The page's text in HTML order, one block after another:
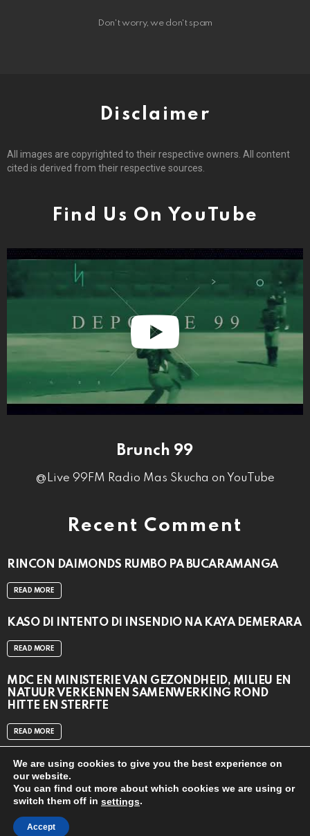
Don't worry, we don't spam
Disclaimer
All images are copyrighted to their respective owners. All content
cited is derived from their respective sources.
Find Us On YouTube
Brunch 99
@Live 99FM Radio Mas Skucha on YouTube
Recent Comment
RINCON DAIMONDS RUMBO PA BUCARAMANGA
READ MORE
KASO DI INTENTO DI INSENDIO NA KAYA DEMERARA
READ MORE
MDC EN MINISTERIE VAN GEZONDHEID, MILIEU EN
NATUUR VERKENNEN SAMENWERKING ROND
HITTE EN STERFTE
READ MORE
© 2024
Home
We are using cookies to give you the best experience on
our website.
You can find out more about which cookies we are using or
switch them off in settings.
Accept